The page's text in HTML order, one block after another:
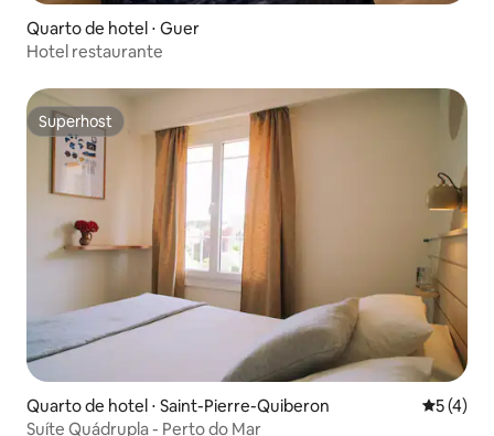
Quarto de hotel ⋅ Guer
Hotel restaurante
Superhost
Superhost
Quarto de hotel ⋅ Saint-Pierre-Quiberon 5 de
5 (4)
Suíte Quádrupla - Perto do Mar